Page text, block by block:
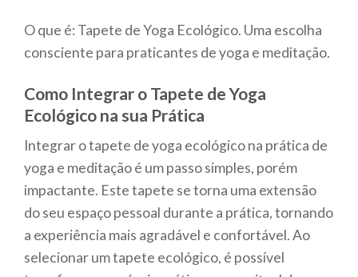
O que é: Tapete de Yoga Ecológico. Uma escolha
consciente para praticantes de yoga e meditação.
Como Integrar o Tapete de Yoga
Ecológico na sua Prática
Integrar o tapete de yoga ecológico na prática de
yoga e meditação é um passo simples, porém
impactante. Este tapete se torna uma extensão
do seu espaço pessoal durante a prática, tornando
a experiência mais agradável e confortável. Ao
selecionar um tapete ecológico, é possível